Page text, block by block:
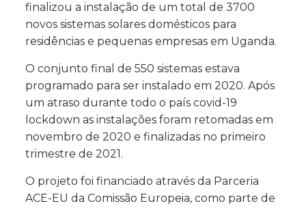
finalizou a instalação de um total de 3700
novos sistemas solares domésticos para
residências e pequenas empresas em Uganda.
O conjunto final de 550 sistemas estava
programado para ser instalado em 2020. Após
um atraso durante todo o país covid-19
lockdown as instalações foram retomadas em
novembro de 2020 e finalizadas no primeiro
trimestre de 2021.
O projeto foi financiado através da Parceria
ACE-EU da Comissão Europeia, como parte de